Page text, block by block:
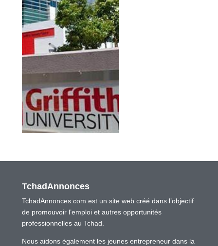
TchadAnnonces
TchadAnnonces.com est un site web créé dans l’objectif
de promouvoir l’emploi et autres opportunités
professionnelles au Tchad.
Nous aidons également les jeunes entrepreneur dans la